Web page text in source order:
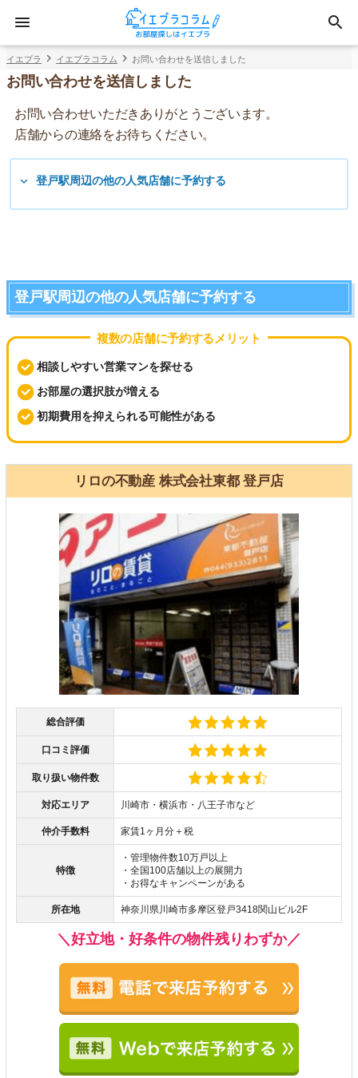
イエプラ イエプラコラム お問い合わせを送信しました
お問い合わせを送信しました
お問い合わせいただきありがとうございます。
店舗からの連絡をお待ちください。
登戸駅周辺の他の人気店舗に予約する
登戸駅周辺の他の人気店舗に予約する
複数の店舗に予約するメリット
相談しやすい営業マンを探せる
お部屋の選択肢が増える
初期費用を抑えられる可能性がある
リロの不動産 株式会社東都 登戸店
総合評価
口コミ評価
取り扱い物件数
対応エリア 川崎市・横浜市・八王子市など
仲介手数料 家賃1ヶ月分＋税
特徴
・管理物件数10万戸以上
・全国100店舗以上の展開力
・お得なキャンペーンがある
所在地 神奈川県川崎市多摩区登戸3418関山ビル2F
＼好立地・好条件の物件残りわずか／